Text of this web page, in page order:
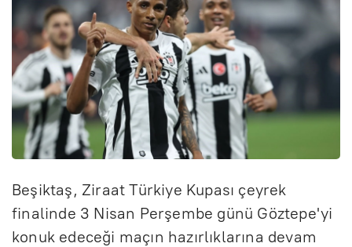
Beşiktaş, Ziraat Türkiye Kupası çeyrek
finalinde 3 Nisan Perşembe günü Göztepe'yi
konuk edeceği maçın hazırlıklarına devam